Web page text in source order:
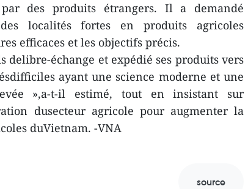
par des produits étrangers. Il a demandé
localités fortes en produits agricoles
efficaces et les objectifs précis.
delibre-échange et expédié ses produits vers
ayant une science moderne et une
»,a-t-il estimé, tout en insistant sur
dusecteur agricole pour augmenter la
duVietnam. -VNA
source